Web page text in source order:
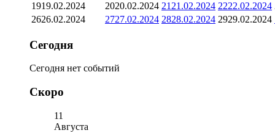
1919.02.2024 2020.02.2024 21 21.02.2024 2222.02.2024
2626.02.2024 2727.02.2024 2828.02.2024 2929.02.2024
Сегодня
Сегодня нет событий
Скоро
11
Августа